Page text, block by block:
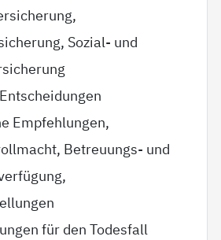
Sozial- und
Empfehlungen,
Betreuungs- und
für den Todesfall